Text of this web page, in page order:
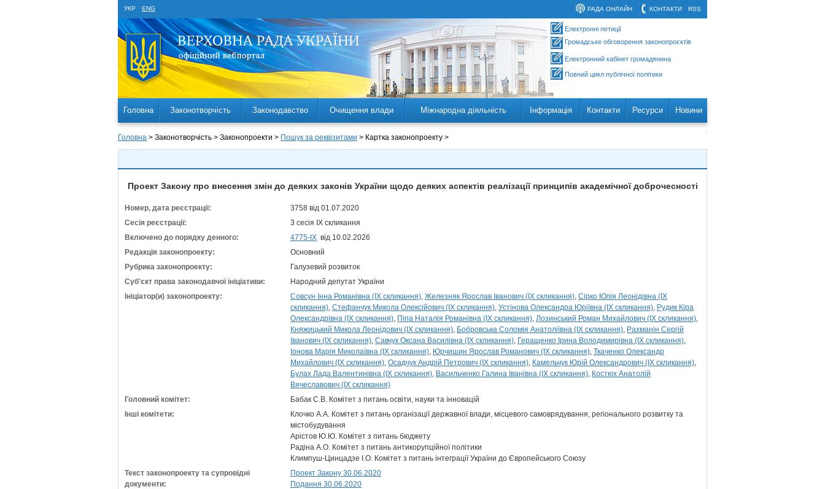
УКР ENG RSS
КОНТАКТИ
РАДА ОНЛАЙН
Електронні петиції
Громадське обговорення законопроєктів
Електронний кабінет громадянина
Повний цикл публічної політики
Головна Законотворчість Законодавство Очищення влади Міжнародна діяльність Інформація Контакти Ресурси Новини
Головна > Законотворчість > Законопроекти > Пошук за реквізитами > Картка законопроекту >
Проект Закону про внесення змін до деяких законів України щодо деяких аспектів реалізації принципів академічної доброчесності
Номер, дата реєстрації:
3758 від 01.07.2020
Сесія реєстрації:
3 сесія IX скликання
Включено до порядку денного:
4775-IX від 10.02.2026
Редакція законопроекту:
Основний
Рубрика законопроекту:
Галузевий розвиток
Суб'єкт права законодавчої ініціативи:
Народний депутат України
Ініціатор(и) законопроекту:
Совсун Інна Романівна (IX скликання) Железняк Ярослав Іванович (IX скликання) Сірко Юлія Леонідівна (IX
скликання) Стефанчук Микола Олексійович (IX скликання) Устінова Олександра Юріївна (IX скликання) Рудик Кіра
Олександрівна (IX скликання) Піпа Наталія Романівна (IX скликання) Лозинський Роман Михайлович (IX скликання)
Княжицький Микола Леонідович (IX скликання) Бобровська Соломія Анатоліївна (IX скликання) Рахманін Сергій
Іванович (IX скликання) Савчук Оксана Василівна (IX скликання) Геращенко Ірина Володимирівна (IX скликання)
Іонова Марія Миколаївна (IX скликання) Юрчишин Ярослав Романович (IX скликання) Ткаченко Олександр
Михайлович (IX скликання) Осадчук Андрій Петрович (IX скликання) Камельчук Юрій Олександрович (IX скликання)
Булах Лада Валентинівна (IX скликання) Васильченко Галина Іванівна (IX скликання) Костюх Анатолій
Вячеславович (IX скликання)
Головний комітет:
Бабак С.В. Комітет з питань освіти, науки та інновацій
Інші комітети:
Клочко А.А. Комітет з питань організації державної влади, місцевого самоврядування, регіонального розвитку та
містобудування
Арістов Ю.Ю. Комітет з питань бюджету
Радіна А.О. Комітет з питань антикорупційної політики
Климпуш-Цинцадзе І.О. Комітет з питань інтеграції України до Європейського Союзу
Текст законопроекту та супровідні
документи:
Проект Закону 30.06.2020
Подання 30.06.2020